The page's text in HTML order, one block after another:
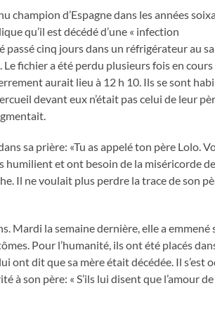
champion d’Espagne dans les années
qu’il est décédé d’une « infection
passé cinq jours dans un réfrigérateur au
fichier a été perdu plusieurs fois en
aurait lieu à 12 h 10. Ils se sont
devant eux n’était pas celui de leur
sa prière: «Tu as appelé ton père Lolo.
humilient et ont besoin de la miséricorde
Il ne voulait plus perdre la trace de son
Mardi la semaine dernière, elle a emmené
Pour l’humanité, ils ont été placés
ont dit que sa mère était décédée. Il s’est
son père: « S’ils lui disent que l’amour